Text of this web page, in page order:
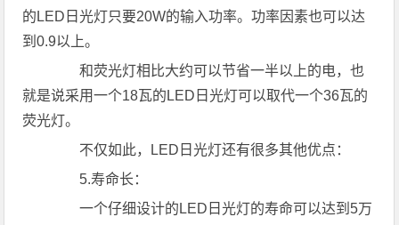
的LED日光灯只要20W的输入功率。功率因素也可以达
到0.9以上。
和荧光灯相比大约可以节省一半以上的电，也
就是说采用一个18瓦的LED日光灯可以取代一个36瓦的
荧光灯。
不仅如此，LED日光灯还有很多其他优点：
5.寿命长：
一个仔细设计的LED日光灯的寿命可以达到5万